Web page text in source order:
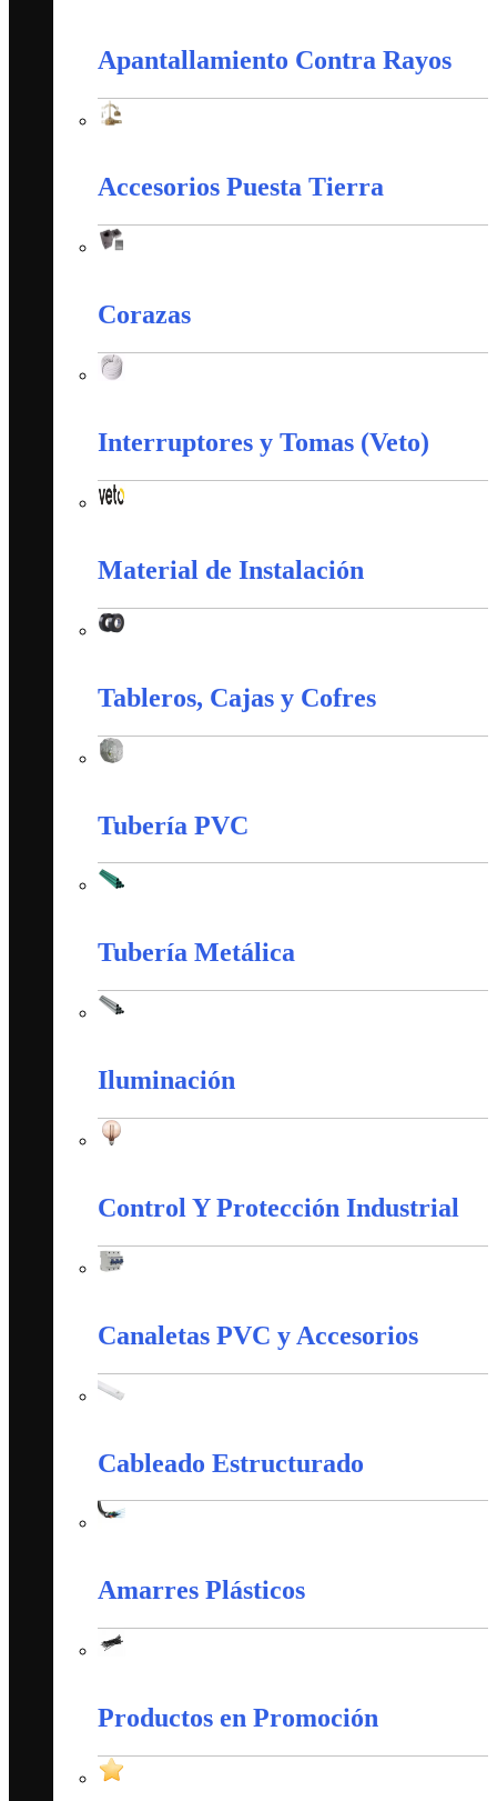
Apantallamiento Contra Rayos
Accesorios Puesta Tierra
Corazas
Interruptores y Tomas (Veto)
Material de Instalación
Tableros, Cajas y Cofres
Tubería PVC
Tubería Metálica
Iluminación
Control Y Protección Industrial
Canaletas PVC y Accesorios
Cableado Estructurado
Amarres Plásticos
Productos en Promoción